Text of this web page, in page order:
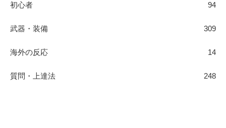
初心者 94
武器・装備 309
海外の反応 14
質問・上達法 248